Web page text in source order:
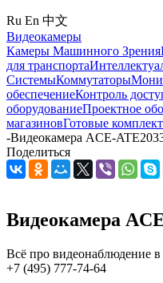
Ru En 中文
Видеокамеры
Камеры Машинного Зрения
для транспорта
СистемыКоммутаторы
обеспечениеКонтроль
оборудованиеПроектное
магазиновГотовые
-Видеокамера ACE-
Поделиться
Видеокамера
Всё про видеонаблюдение в
+7 (495) 777-74-64